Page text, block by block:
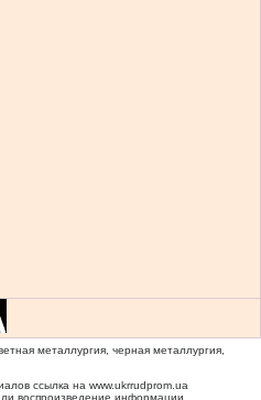
металлургия, черная металлургия,
ссылка на www.ukrrudprom.ua